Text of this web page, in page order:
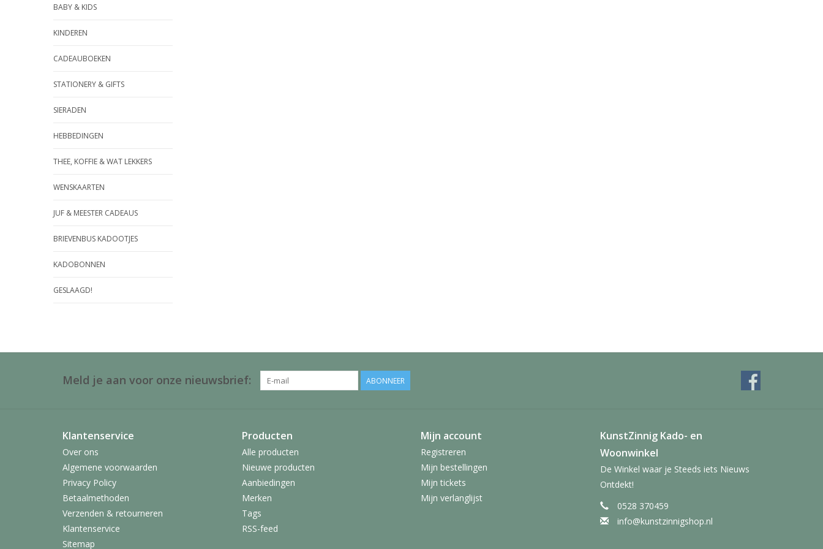
BABY & KIDS
KINDEREN
CADEAUBOEKEN
STATIONERY & GIFTS
SIERADEN
HEBBEDINGEN
THEE, KOFFIE & WAT LEKKERS
WENSKAARTEN
JUF & MEESTER CADEAUS
BRIEVENBUS KADOOTJES
KADOBONNEN
GESLAAGD!
Meld je aan voor onze nieuwsbrief: ABONNEER
Klantenservice
Over ons
Algemene voorwaarden
Privacy Policy
Betaalmethoden
Verzenden & retourneren
Klantenservice
Sitemap
Producten
Alle producten
Nieuwe producten
Aanbiedingen
Merken
Tags
RSS-feed
Mijn account
Registreren
Mijn bestellingen
Mijn tickets
Mijn verlanglijst
KunstZinnig Kado- en
Woonwinkel
De Winkel waar je Steeds iets Nieuws
Ontdekt!
0528 370459
info@kunstzinnigshop.nl